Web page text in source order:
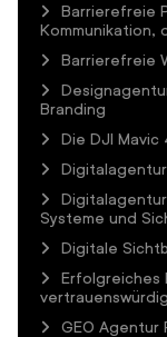
Barrierefreie
Kommunikation,
Barrierefreie
Branding
Die DJI
Systeme und
Digitale
Erfolgreiches
GEO Agentur